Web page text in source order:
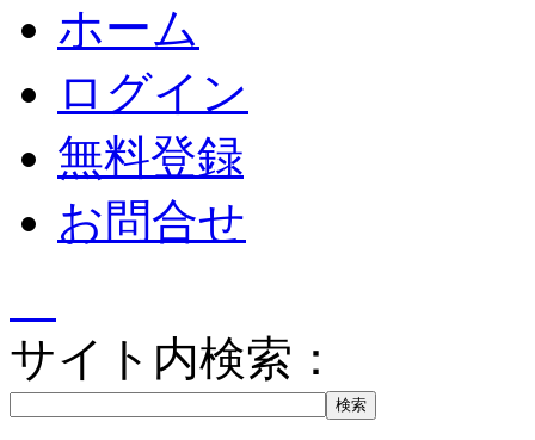
ホーム
ログイン
無料登録
お問合せ
サイト内検索：